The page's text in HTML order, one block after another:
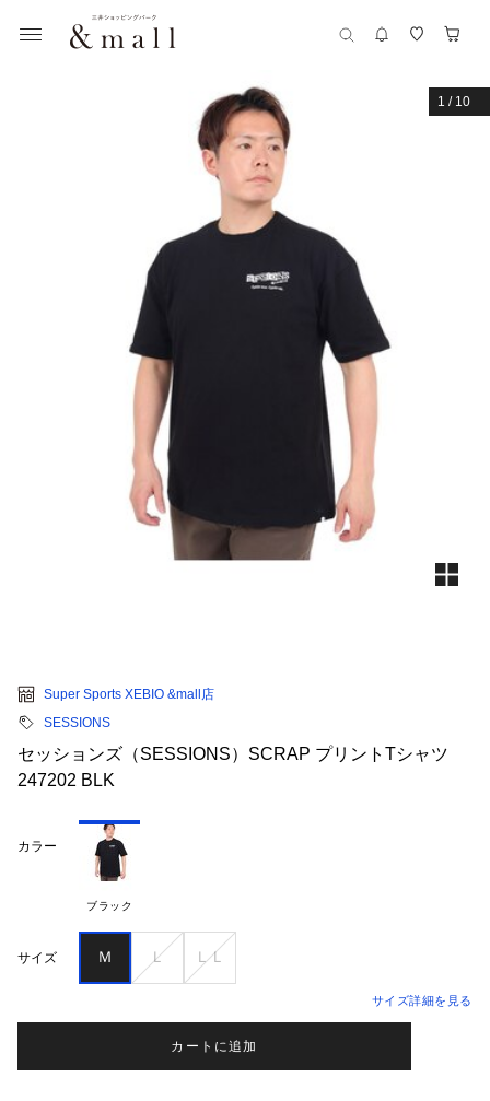
1 / 10
Super Sports XEBIO &mall店
SESSIONS
セッションズ（SESSIONS）SCRAP プリントTシャツ
247202 BLK
カラー
ブラック
サイズ Ｍ Ｌ ＬＬ
サイズ詳細を見る
カートに追加